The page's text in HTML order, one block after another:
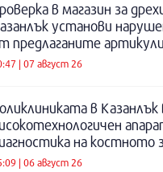
в магазин за
установи
предлаганите артикули
| 07 август 26
в Казанлък
на костното
| 06 август 26